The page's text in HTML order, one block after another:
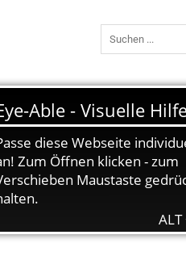
Freizeit Bildung